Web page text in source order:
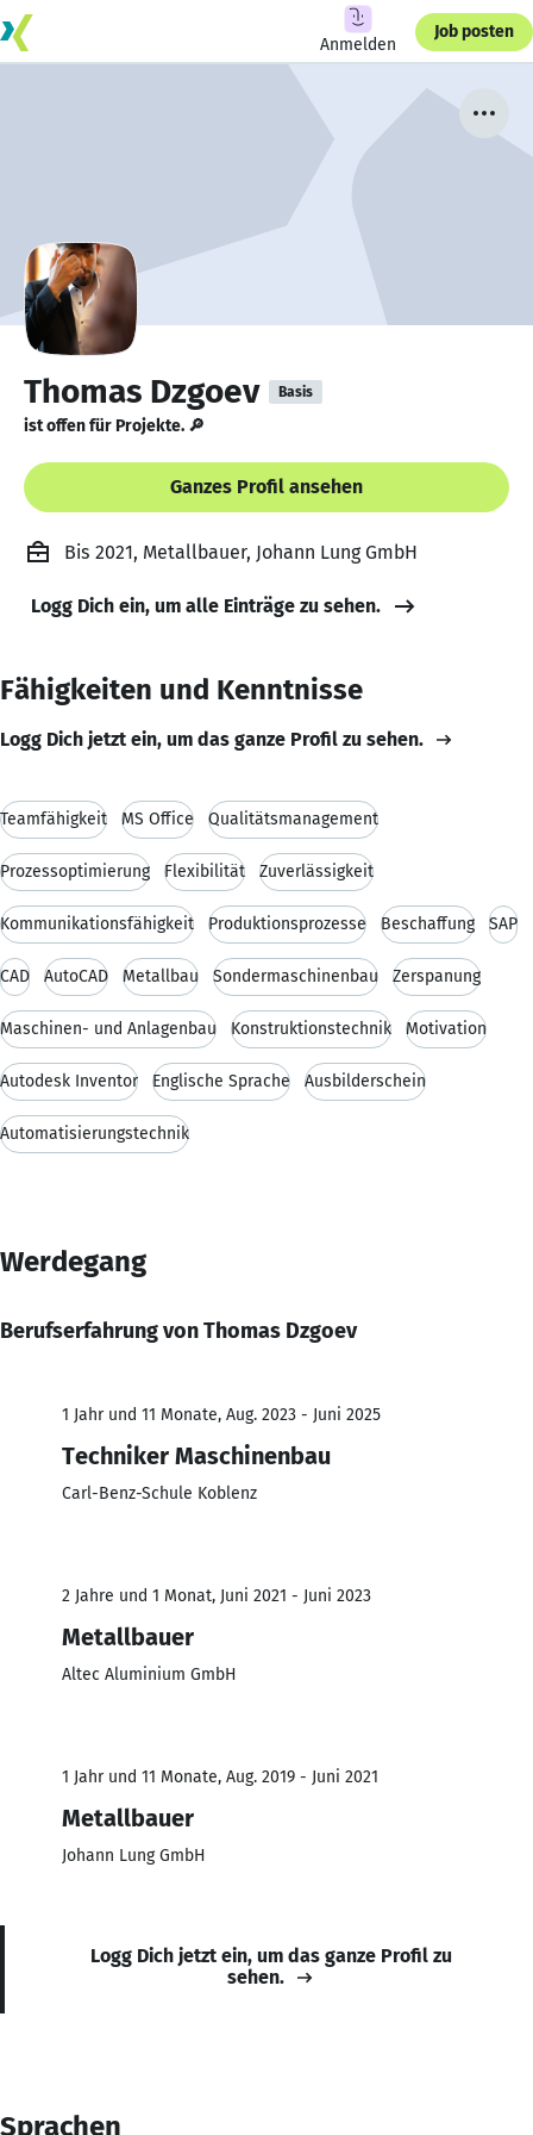
Anmelden
Job posten
Thomas Dzgoev Basis
ist offen für Projekte. 🔎
Ganzes Profil ansehen
Bis 2021, Metallbauer, Johann Lung GmbH
Logg Dich ein, um alle Einträge zu sehen.
Fähigkeiten und Kenntnisse
Logg Dich jetzt ein, um das ganze Profil zu sehen.
Teamfähigkeit MS Office Qualitätsmanagement
Prozessoptimierung Flexibilität Zuverlässigkeit
Kommunikationsfähigkeit Produktionsprozesse Beschaffung SAP
CAD AutoCAD Metallbau Sondermaschinenbau Zerspanung
Maschinen- und Anlagenbau Konstruktionstechnik Motivation
Autodesk Inventor Englische Sprache Ausbilderschein
Automatisierungstechnik
Werdegang
Berufserfahrung von Thomas Dzgoev
1 Jahr und 11 Monate, Aug. 2023 - Juni 2025
Techniker Maschinenbau
Carl-Benz-Schule Koblenz
2 Jahre und 1 Monat, Juni 2021 - Juni 2023
Metallbauer
Altec Aluminium GmbH
1 Jahr und 11 Monate, Aug. 2019 - Juni 2021
Metallbauer
Johann Lung GmbH
Logg Dich jetzt ein, um das ganze Profil zu
sehen.
Sprachen